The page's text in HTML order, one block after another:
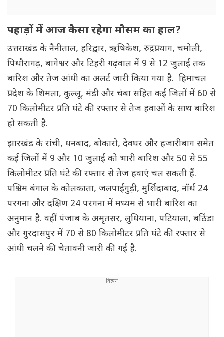
पहाड़ों में आज कैसा रहेगा मौसम का हाल?
उत्तराखंड के नैनीताल, हरिद्वार, ऋषिकेश, रुद्रप्रयाग, चमोली,
पिथौरागढ़, बागेश्वर और टिहरी गढ़वाल में 9 से 12 जुलाई तक
बारिश और तेज आंधी का अलर्ट जारी किया गया है. हिमाचल
प्रदेश के शिमला, कुल्लू, मंडी और चंबा सहित कई जिलों में 60 से
70 किलोमीटर प्रति घंटे की रफ्तार से तेज हवाओं के साथ बारिश
हो सकती है.
झारखंड के रांची, धनबाद, बोकारो, देवघर और हजारीबाग समेत
कई जिलों में 9 और 10 जुलाई को भारी बारिश और 50 से 55
किलोमीटर प्रति घंटे की रफ्तार से तेज हवाएं चल सकती हैं.
पश्चिम बंगाल के कोलकाता, जलपाईगुड़ी, मुर्शिदाबाद, नॉर्थ 24
परगना और दक्षिण 24 परगना में मध्यम से भारी बारिश का
अनुमान है. वहीं पंजाब के अमृतसर, लुधियाना, पटियाला, बठिंडा
और गुरदासपुर में 70 से 80 किलोमीटर प्रति घंटे की रफ्तार से
आंधी चलने की चेतावनी जारी की गई है.